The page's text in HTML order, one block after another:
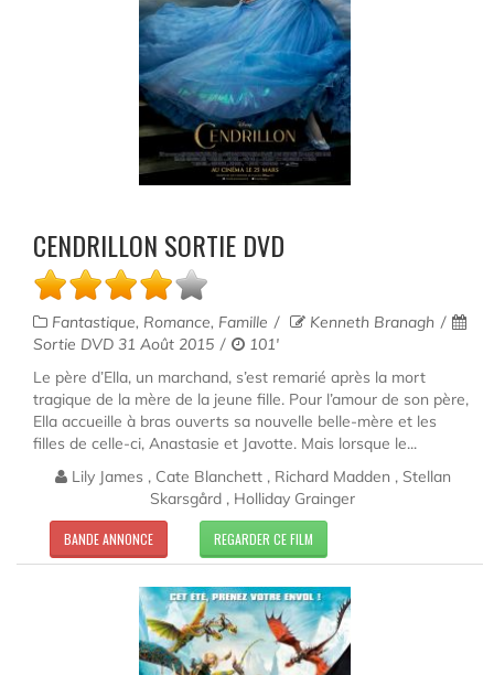
CENDRILLON SORTIE DVD
Fantastique, Romance, Famille
Kenneth Branagh
Sortie DVD 31 Août 2015
101'
Le père d’Ella, un marchand, s’est remarié après la mort
tragique de la mère de la jeune fille. Pour l’amour de son père,
Ella accueille à bras ouverts sa nouvelle belle-mère et les
filles de celle-ci, Anastasie et Javotte. Mais lorsque le...
Lily James , Cate Blanchett , Richard Madden , Stellan
Skarsgård , Holliday Grainger
BANDE ANNONCE REGARDER CE FILM